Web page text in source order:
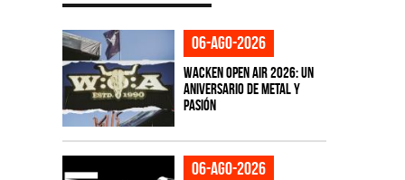
06-ago-2026
Wacken Open Air 2026: Un
aniversario de metal y
pasión
06-ago-2026